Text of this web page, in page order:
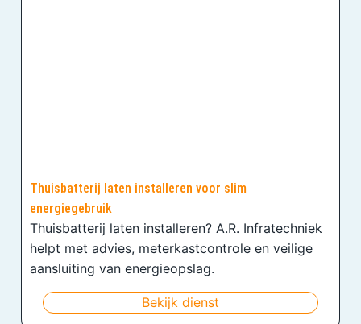
Thuisbatterij laten installeren voor slim
energiegebruik
Thuisbatterij laten installeren? A.R. Infratechniek
helpt met advies, meterkastcontrole en veilige
aansluiting van energieopslag.
Bekijk dienst